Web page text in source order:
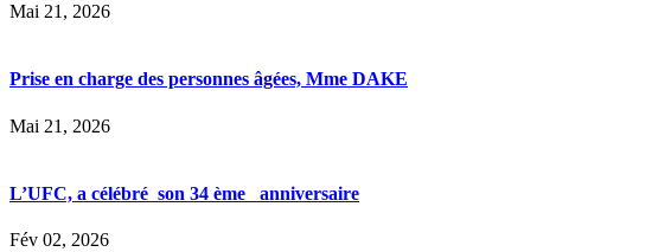
Mai 21, 2026
Prise en charge des personnes âgées, Mme DAKE
Mai 21, 2026
L’UFC, a célébré son 34 ème anniversaire
Fév 02, 2026